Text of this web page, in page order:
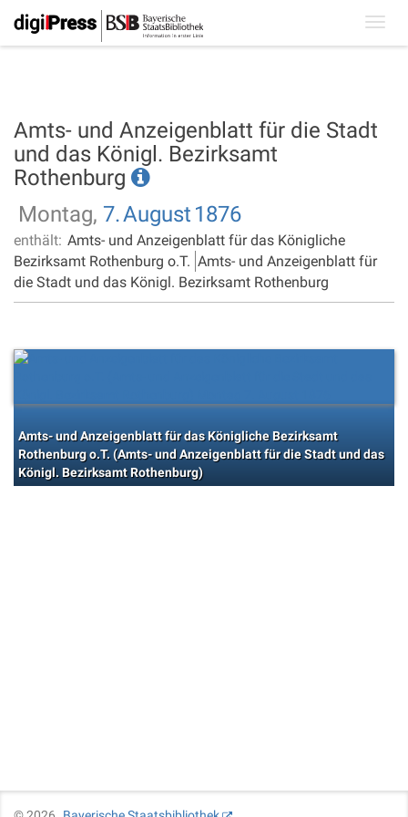
Amts- und Anzeigenblatt für die Stadt
und das Königl. Bezirksamt
Rothenburg
Montag, 7.August 1876
enthält: Amts- und Anzeigenblatt für das Königliche
Bezirksamt Rothenburg o.T. Amts- und Anzeigenblatt für
die Stadt und das Königl. Bezirksamt Rothenburg
Amts- und Anzeigenblatt für das Königliche Bezirksamt
Rothenburg o.T. (Amts- und Anzeigenblatt für die Stadt und das
Königl. Bezirksamt Rothenburg)